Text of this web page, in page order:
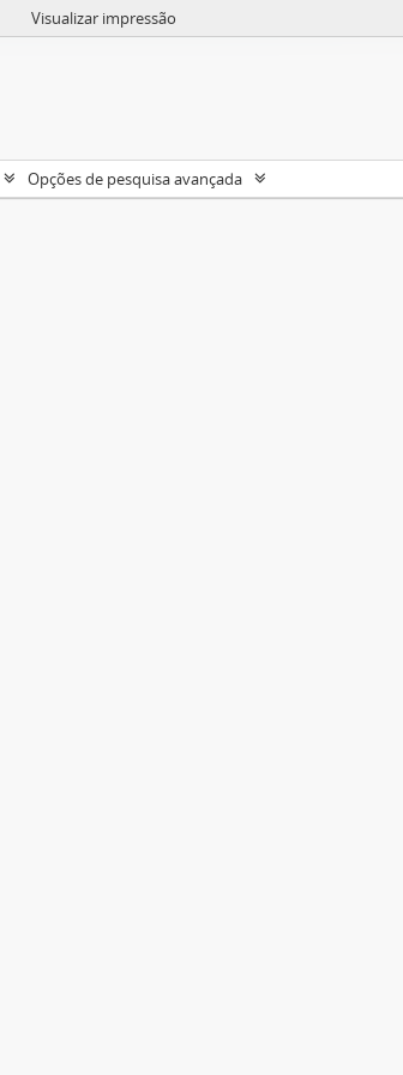
Visualizar impressão
Opções de pesquisa avançada